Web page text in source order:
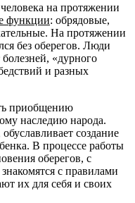
на протяжении
функции: обрядовые,
На протяжении
без оберегов. Люди
«дурного
и разных
приобщению
наследию народа.
создание
В процессе работы
оберегов, с
с правилами
их для себя и своих